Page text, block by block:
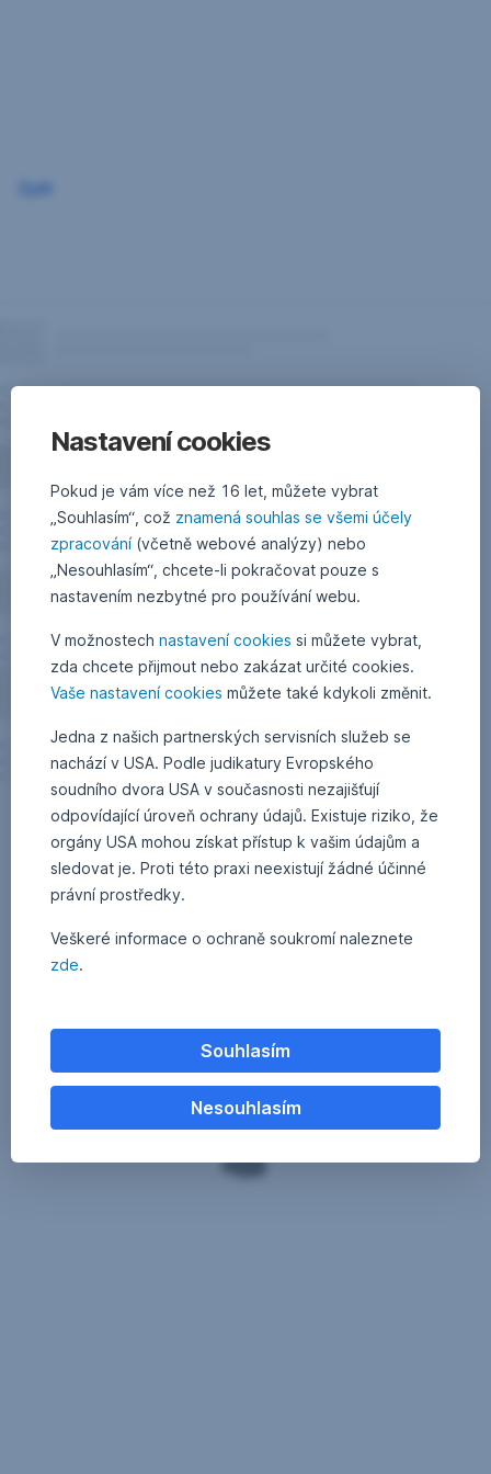
Nastavení cookies
Pokud je vám více než 16 let, můžete vybrat
„Souhlasím“, což znamená souhlas se všemi účely
zpracování(včetně webové analýzy) nebo
„Nesouhlasím“, chcete-li pokračovat pouze s
nastavením nezbytné pro používání webu.
V možnostech nastavení cookies si můžete vybrat,
zda chcete přijmout nebo zakázat určité cookies.
Vaše nastavení cookies můžete také kdykoli změnit.
Jedna z našich partnerských servisních služeb se
nachází v USA. Podle judikatury Evropského
soudního dvora USA v současnosti nezajišťují
odpovídající úroveň ochrany údajů. Existuje riziko, že
orgány USA mohou získat přístup k vašim údajům a
sledovat je. Proti této praxi neexistují žádné účinné
právní prostředky.
Veškeré informace o ochraně soukromí naleznete
zde.
Souhlasím
Nesouhlasím